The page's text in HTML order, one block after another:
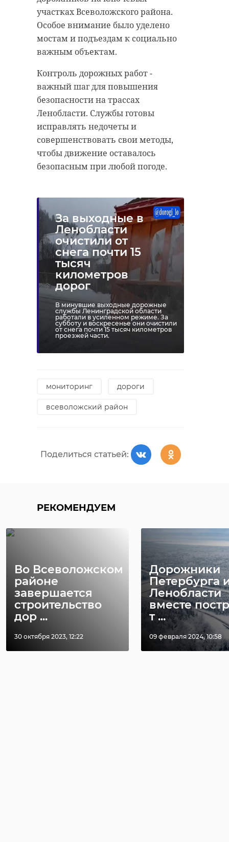
участках Всеволожского района.
Особое внимание было уделено
мостам и подъездам к социально
важным объектам.
Контроль дорожных работ -
важный шаг для повышения
безопасности на трассах
Ленобласти. Службы готовы
исправлять недочеты и
совершенствовать свои методы,
чтобы движение оставалось
безопасным при любой погоде.
За выходные в
Ленобласти
очистили от
снега почти 15
тысяч
километров
дорог
В минувшие выходные дорожные
службы Ленинградской области
работали в усиленном режиме. За
субботу и воскресенье они очистили
от снега почти 15 тысяч километров
проезжей части.
мониторинг дороги
всеволожский район
Поделиться статьей:
РЕКОМЕНДУЕМ
Во Всеволожском
районе
завершается
строительство
дор ...
30 октября 2023, 12:22
Дорожники
Петербурга
Ленобласти
вместе
т ...
09 февраля 2024, 10:58